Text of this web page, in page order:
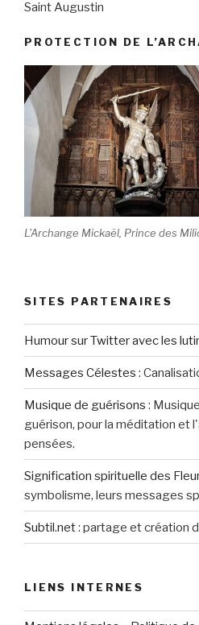
Saint Augustin
PROTECTION DE
L'Archange Mickaël, Prince des
SITES PARTENAIRES
Humour sur Twitter avec les
Messages Célestes :
Musique de guérisons :
guérison, pour la méditation et
pensées.
Signification spirituelle des
symbolisme, leurs messages
Subtil.net: partage et création
LIENS INTERNES